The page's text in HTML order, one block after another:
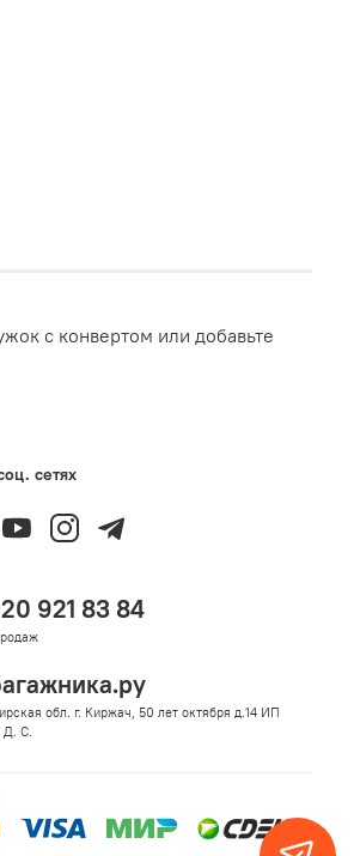
с конвертом или добавьте
сетях
921 83 84
обл. г. Киржач, 50 лет октября д.14 ИП
Д. С.